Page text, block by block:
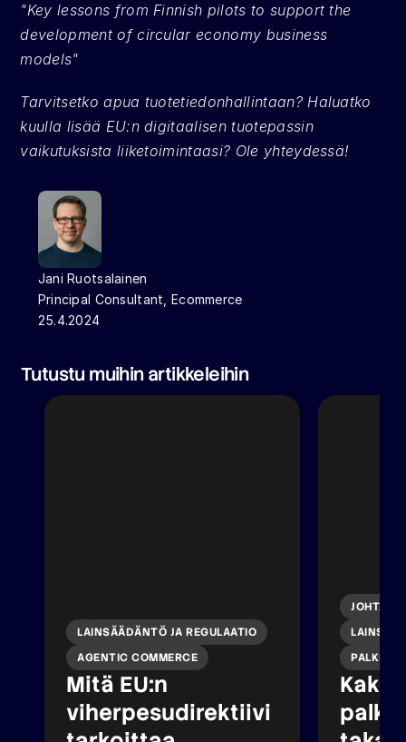
"Key lessons from Finnish pilots to support the
development of circular economy business
models"
Tarvitsetko apua tuotetiedonhallintaan? Haluatko
kuulla lisää EU:n digitaalisen tuotepassin
vaikutuksista liiketoimintaasi? Ole yhteydessä!
Jani Ruotsalainen
Principal Consultant, Ecommerce
25.4.2024
Tutustu muihin artikkeleihin
LAINSÄÄDÄNTÖ JA REGULAATIO
AGENTIC COMMERCE
Mitä EU:n
viherpesudirektiivi
PALKKA-